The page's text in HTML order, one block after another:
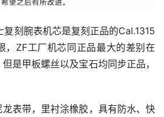
复刻腕表机芯是复刻正品的Cal.1315
，ZF工厂机芯同正品最大的差别在
是甲板螺丝以及宝石均同步正品，
表带，里衬涂橡胶，具有防水、快